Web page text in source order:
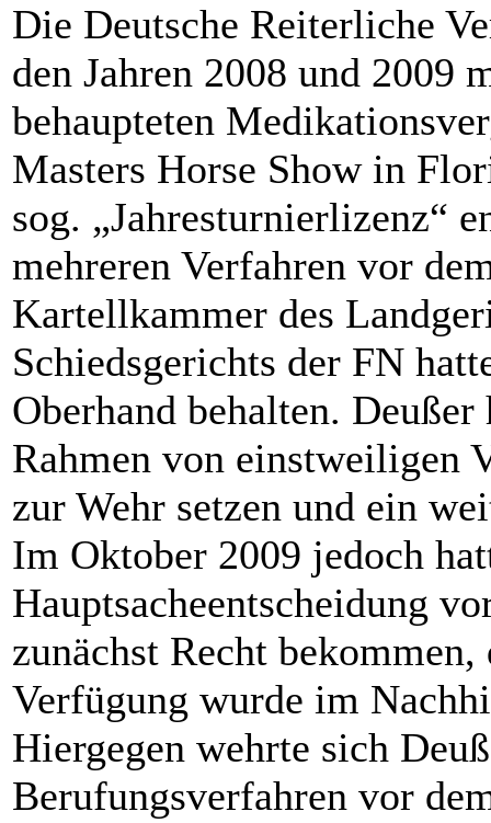
Die Deutsche Reiterliche
den Jahren 2008 und 2009
behaupteten
Masters Horse Show in
sog. „Jahresturnierlizenz“
mehreren Verfahren vor
Kartellkammer des
Schiedsgerichts der FN
Oberhand behalten.
Rahmen von einstweiligen
zur Wehr setzen und ein
Im Oktober 2009 jedoch
Hauptsacheentscheidung
zunächst Recht
Verfügung wurde im
Hiergegen wehrte sich
Berufungsverfahren vor